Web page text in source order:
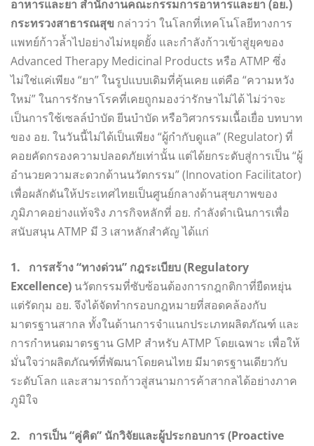
อาหารและยา สำนักงานคณะกรรมการอาหารและยา (อย.)
กระทรวงสาธารณสุข กล่าวว่า ในโลกที่เทคโนโลยีทางการ
แพทย์ก้าวล้ำไปอย่างไม่หยุดยั้ง และกำลังก้าวเข้าสู่ยุคของ
Advanced Therapy Medicinal Products หรือ ATMP ซึ่ง
ไม่ใช่แค่เพียง “ยา” ในรูปแบบเดิมที่คุ้นเคย แต่คือ “ความหวัง
ใหม่” ในการรักษาโรคที่เคยถูกมองว่ารักษาไม่ได้ ไม่ว่าจะ
เป็นการใช้เซลล์บำบัด ยีนบำบัด หรือวิศวกรรมเนื้อเยื่อ บทบาท
ของ อย. ในวันนี้ไม่ได้เป็นเพียง “ผู้กำกับดูแล” (Regulator) ที่
คอยคัดกรองความปลอดภัยเท่านั้น แต่ได้ยกระดับสู่การเป็น “ผู้
อำนวยความสะดวกด้านนวัตกรรม” (Innovation Facilitator)
เพื่อผลักดันให้ประเทศไทยเป็นศูนย์กลางด้านสุขภาพของ
ภูมิภาคอย่างแท้จริง ภารกิจหลักที่ อย. กำลังดำเนินการเพื่อ
สนับสนุน ATMP มี 3 เสาหลักสำคัญ ได้แก่
1. การสร้าง “ทางด่วน” กฎระเบียบ (Regulatory
Excellence) นวัตกรรมที่ซับซ้อนต้องการกฎกติกาที่ยืดหยุ่น
แต่รัดกุม อย. จึงได้จัดทำกรอบกฎหมายที่สอดคล้องกับ
มาตรฐานสากล ทั้งในด้านการจำแนกประเภทผลิตภัณฑ์ และ
การกำหนดมาตรฐาน GMP สำหรับ ATMP โดยเฉพาะ เพื่อให้
มั่นใจว่าผลิตภัณฑ์ที่พัฒนาโดยคนไทย มีมาตรฐานเดียวกับ
ระดับโลก และสามารถก้าวสู่สนามการค้าสากลได้อย่างภาค
ภูมิใจ
2. การเป็น “คู่คิด” นักวิจัยและผู้ประกอบการ (Proactive